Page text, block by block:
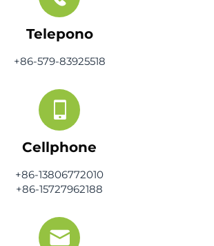
Telepono
+86-579-83925518
Cellphone
+86-13806772010
+86-15727962188